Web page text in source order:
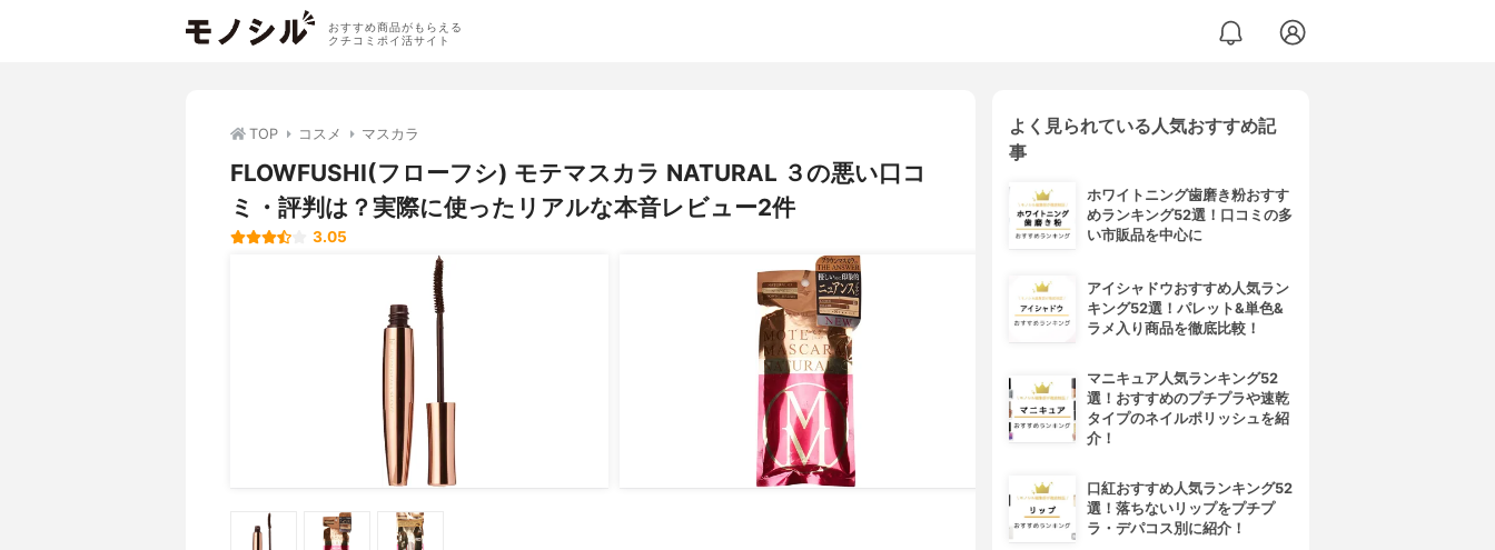
おすすめ商品がもらえる
クチコミポイ活サイト
TOP コスメ マスカラ
FLOWFUSHI(フローフシ) モテマスカラ NATURAL ３の悪い口コ
ミ・評判は？実際に使ったリアルな本音レビュー2件
3.05
よく見られている人気おすすめ記
事
ホワイトニング歯磨き粉おすす
めランキング52選！口コミの多
い市販品を中心に
アイシャドウおすすめ人気ラン
キング52選！パレット&単色&
ラメ入り商品を徹底比較！
マニキュア人気ランキング52
選！おすすめのプチプラや速乾
タイプのネイルポリッシュを紹
介！
口紅おすすめ人気ランキング52
選！落ちないリップをプチプ
ラ・デパコス別に紹介！